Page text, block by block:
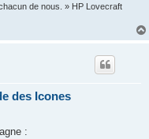
de nous. » HP Lovecraft
des Icones
: